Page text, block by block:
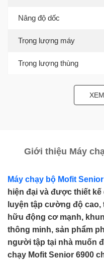
Nâng độ dốc
Trọng lượng máy
Trọng lượng thùng
Giới thiệu Máy
Máy chạy bộ Mofit
hiện đại và được thiết
luyện tập cường độ
hữu động cơ mạnh,
thông minh, sản phẩm
người tập tại nhà muốn
chạy Mofit Senior 6900